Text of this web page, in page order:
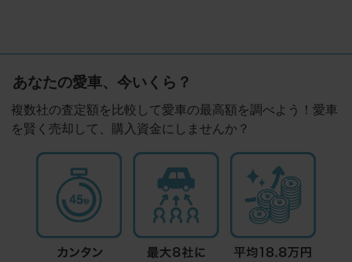
あなたの愛車、今いくら？
複数社の査定額を比較して愛車の最高額を調べよう！愛車
を賢く売却して、購入資金にしませんか？